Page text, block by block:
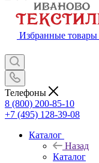
Избранные товары
Телефоны
8 (800) 200-85-10
+7 (495) 128-39-08
Каталог
Назад
Каталог